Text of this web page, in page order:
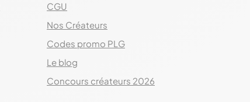
CGU
Nos Créateurs
Codes promo PLG
Le blog
Concours créateurs 2026